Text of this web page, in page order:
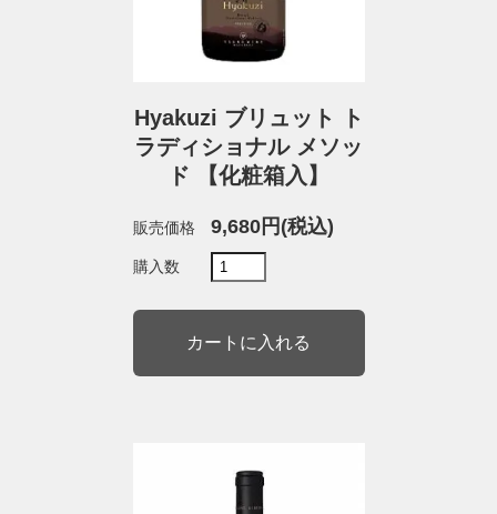
Hyakuzi ブリュット ト
ラディショナル メソッ
ド 【化粧箱入】
販売価格 9,680円(税込)
購入数